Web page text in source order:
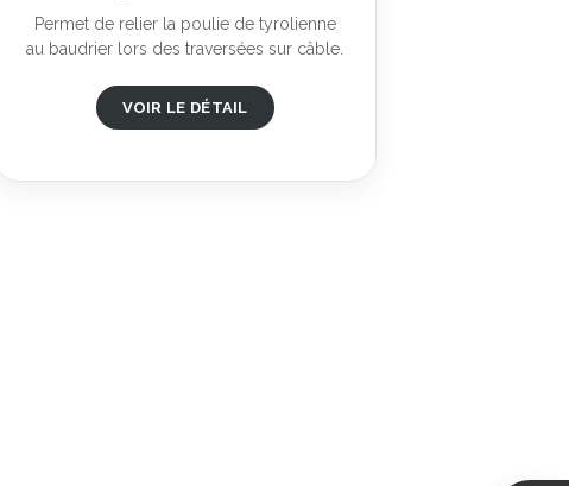
Permet de relier la poulie de tyrolienne
au baudrier lors des traversées sur câble.
VOIR LE DÉTAIL